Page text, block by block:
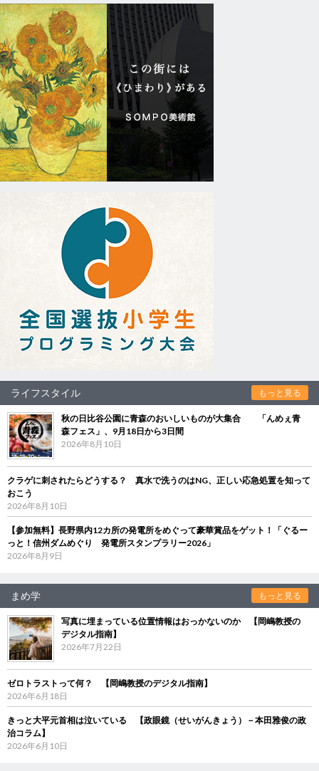
ライフスタイル もっと見る
秋の日比谷公園に青森のおいしいものが大集合 「んめぇ青
森フェス」、9月18日から3日間
2026年8月10日
クラゲに刺されたらどうする？ 真水で洗うのはNG、正しい応急処置を知って
おこう
2026年8月10日
【参加無料】長野県内12カ所の発電所をめぐって豪華賞品をゲット！「ぐるー
っと！信州ダムめぐり 発電所スタンプラリー2026」
2026年8月9日
まめ学 もっと見る
写真に埋まっている位置情報はおっかないのか 【岡嶋教授の
デジタル指南】
2026年7月22日
ゼロトラストって何？ 【岡嶋教授のデジタル指南】
2026年6月18日
きっと大平元首相は泣いている 【政眼鏡（せいがんきょう）－本田雅俊の政
治コラム】
2026年6月10日